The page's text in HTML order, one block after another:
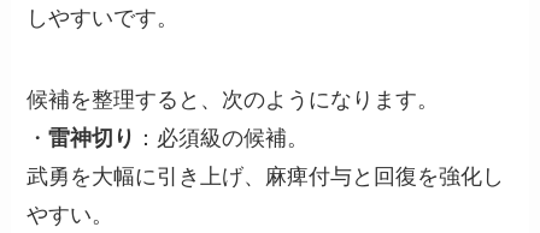
しやすいです。
候補を整理すると、次のようになります。
・雷神切り ：必須級の候補。
武勇を大幅に引き上げ、麻痺付与と回復を強化し
やすい。